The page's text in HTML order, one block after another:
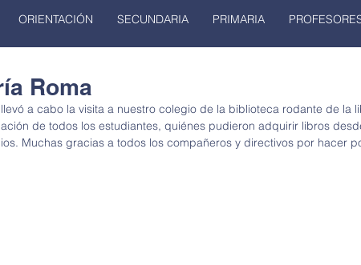
ORIENTACIÓN SECUNDARIA PRIMARIA
Roma
a cabo la visita a nuestro colegio de la biblioteca rodante de la
de todos los estudiantes, quiénes pudieron adquirir libros
Muchas gracias a todos los compañeros y directivos por hacer